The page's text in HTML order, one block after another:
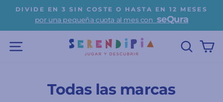
directamente
al
contenido
diapositivas
pausa
DIVIDE EN 3 SIN COSTE O HASTA EN 12 MESES
por una pequeña cuota al mes con seQura
NAVEGACIÓN
Todas las marcas